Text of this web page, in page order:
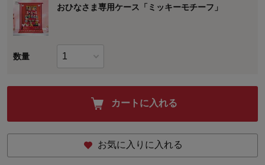
おひなさま専用ケース「ミッキーモチーフ」
数量
カートに入れる
お気に入りに入れる